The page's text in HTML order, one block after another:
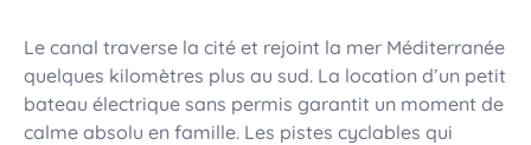
Le canal traverse la cité et rejoint la mer Méditerranée
quelques kilomètres plus au sud. La location d’un petit
bateau électrique sans permis garantit un moment de
calme absolu en famille. Les pistes cyclables qui